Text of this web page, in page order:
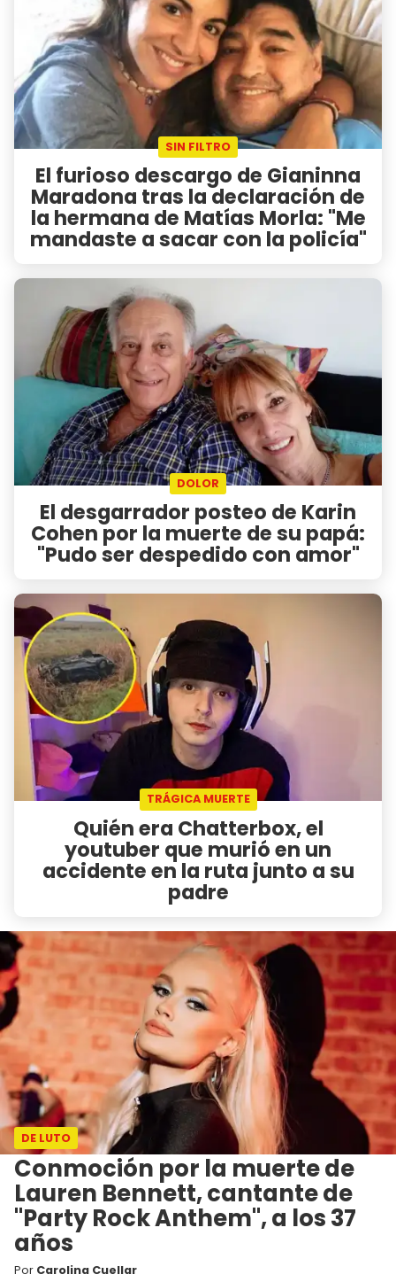
SIN FILTRO
El furioso descargo de Gianinna
Maradona tras la declaración de
la hermana de Matías Morla: "Me
mandaste a sacar con la policía"
DOLOR
El desgarrador posteo de Karin
Cohen por la muerte de su papá:
"Pudo ser despedido con amor"
TRÁGICA MUERTE
Quién era Chatterbox, el
youtuber que murió en un
accidente en la ruta junto a su
padre
DE LUTO
Conmoción por la muerte de
Lauren Bennett, cantante de
"Party Rock Anthem", a los 37
años
Por Carolina Cuellar